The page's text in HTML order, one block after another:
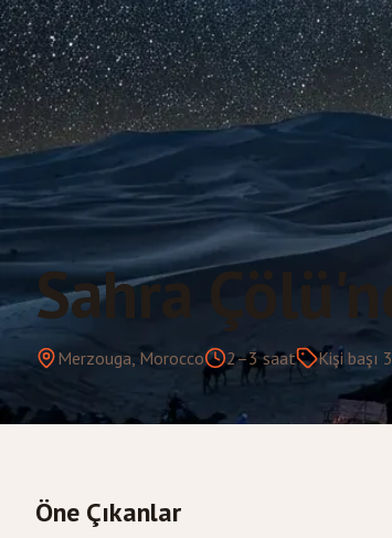
Sahra
Merzouga, Morocco 2–3 saat Kişi başı
Öne Çıkanlar